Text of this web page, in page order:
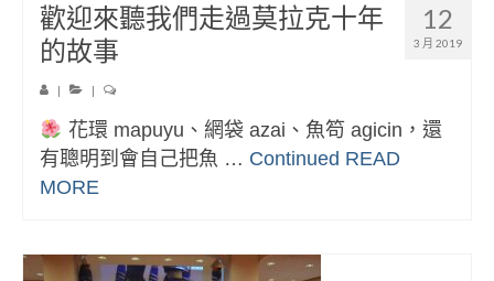
12
3 月 2019
歡迎來聽我們走過莫拉克十年
的故事
| |
花環 mapuyu、網袋 azai、魚笱 agicin，還
有聰明到會自己把魚 … Continued READ
MORE